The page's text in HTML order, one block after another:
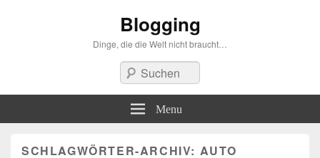
Blogging
Dinge, die die Welt nicht braucht…
Suchen
Menu
SCHLAGWÖRTER-ARCHIV: AUTO